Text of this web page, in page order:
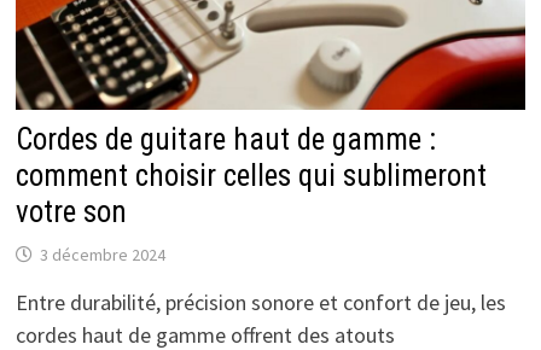
Cordes de guitare haut de gamme :
comment choisir celles qui sublimeront
votre son
3 décembre 2024
Entre durabilité, précision sonore et confort de jeu, les
cordes haut de gamme offrent des atouts